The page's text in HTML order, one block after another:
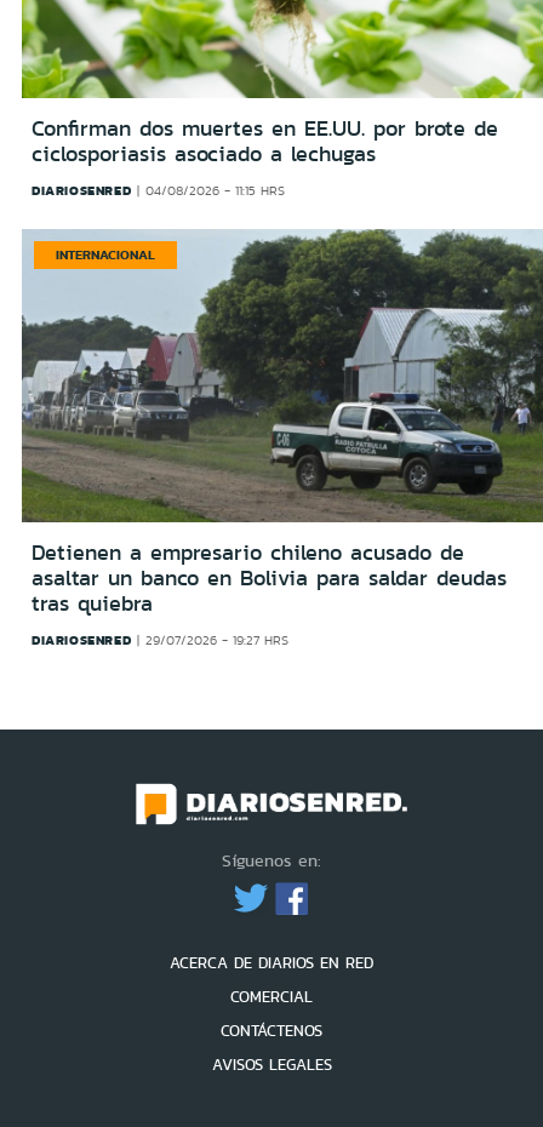
Confirman dos muertes en EE.UU. por brote de
ciclosporiasis asociado a lechugas
DIARIOSENRED 04/08/2026 - 11:15 HRS
INTERNACIONAL
Detienen a empresario chileno acusado de
asaltar un banco en Bolivia para saldar deudas
tras quiebra
DIARIOSENRED 29/07/2026 - 19:27 HRS
Síguenos en:
ACERCA DE DIARIOS EN RED
COMERCIAL
CONTÁCTENOS
AVISOS LEGALES